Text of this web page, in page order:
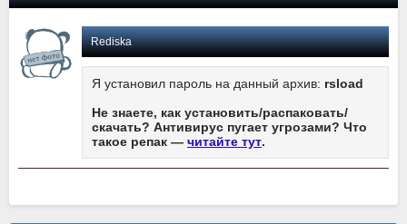
Rediska
Я установил пароль на данный архив: rsload
Не знаете, как установить/распаковать/
скачать? Антивирус пугает угрозами? Что
такое репак — читайте тут.